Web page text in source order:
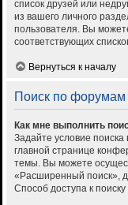
список друзей или
из вашего личного
пользователя. Вы
соответствующих
Вернуться к началу
Поиск по форумам
Как мне выполнить
Задайте условие
главной странице
темы. Вы можете
«Расширенный поиск»,
Способ доступа к